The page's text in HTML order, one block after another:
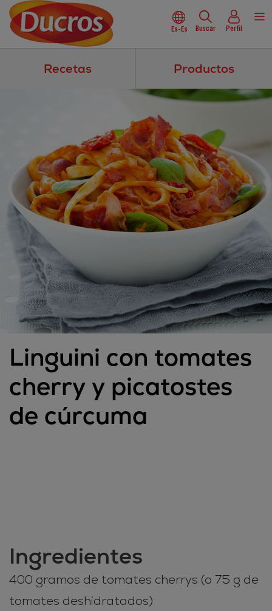
Es-Es Buscar Perfil
Recetas Productos
Linguini con tomates
cherry y picatostes
de cúrcuma
Ingredientes
400 gramos de tomates cherrys (o 75 g de
tomates deshidratados)